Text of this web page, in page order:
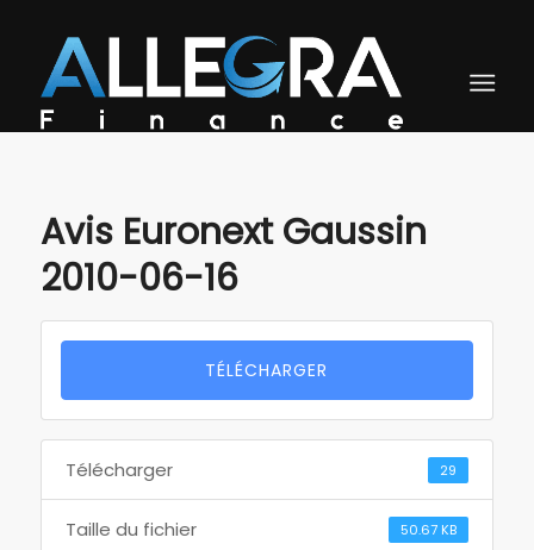
Avis Euronext Gaussin
2010-06-16
TÉLÉCHARGER
Télécharger 29
Taille du fichier 50.67 KB